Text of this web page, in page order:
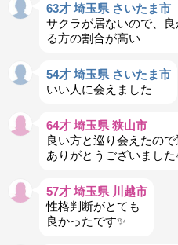
63才 埼玉県 さいたま市
サクラが居ないので、
る方の割合が高い
54才 埼玉県 さいたま市
いい人に会えました
64才 埼玉県 狭山市
良い方と巡り会えたの
ありがとうございました
57才 埼玉県 川越市
性格判断がとても
良かったです✨️